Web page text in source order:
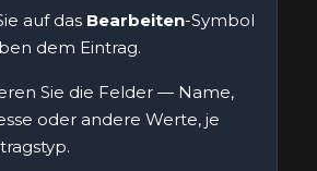
auf das Bearbeiten-Symbol
dem Eintrag.
Sie die Felder — Name,
oder andere Werte, je